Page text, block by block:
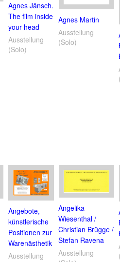
Agnes Jänsch.
The film inside
your head
Ausstellung
(Solo)
Agnes Martin
Ausstellung
(Solo)
Angebote,
künstlerische
Positionen zur
Warenästhetik
Ausstellung
Angelika
Wiesenthal /
Christian Brügge /
Stefan Ravena
Ausstellung